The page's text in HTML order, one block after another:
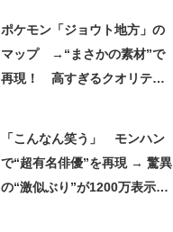
ポケモン「ジョウト地方」の
マップ →“まさかの素材”で
再現！ 高すぎるクオリティ
「こんなん笑う」 モンハン
で“超有名俳優”を再現 → 驚異
の“激似ぶり”が1200万表示